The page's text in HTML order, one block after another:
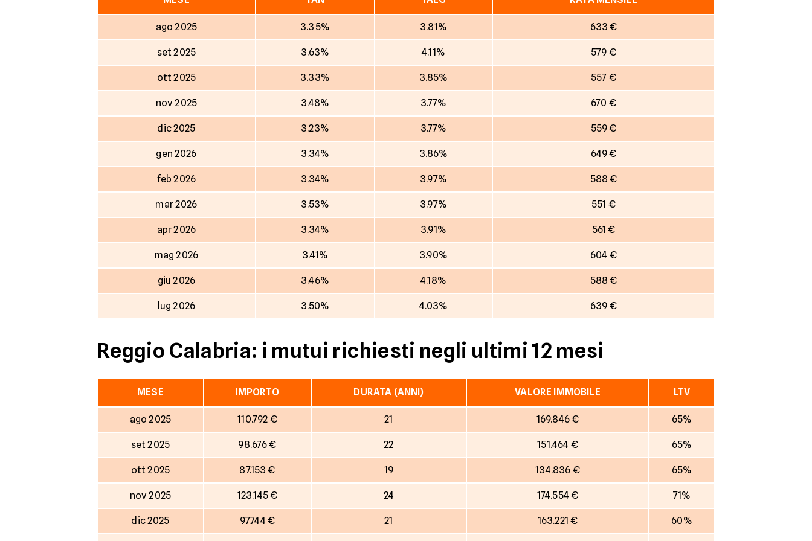
ago 2025 3.35% 3.81% 633 €
set 2025 3.63% 4.11% 579 €
ott 2025 3.33% 3.85% 557 €
nov 2025 3.48% 3.77% 670 €
dic 2025 3.23% 3.77% 559 €
gen 2026 3.34% 3.86% 649 €
feb 2026 3.34% 3.97% 588 €
mar 2026 3.53% 3.97% 551 €
apr 2026 3.34% 3.91% 561 €
mag 2026 3.41% 3.90% 604 €
giu 2026 3.46% 4.18% 588 €
lug 2026 3.50% 4.03% 639 €
Reggio Calabria: i mutui richiesti negli ultimi 12 mesi
MESE IMPORTO DURATA (ANNI) VALORE IMMOBILE LTV
ago 2025 110.792 € 21 169.846 € 65%
set 2025 98.676 € 22 151.464 € 65%
ott 2025 87.153 € 19 134.836 € 65%
nov 2025 123.145 € 24 174.554 € 71%
dic 2025 97.744 € 21 163.221 € 60%